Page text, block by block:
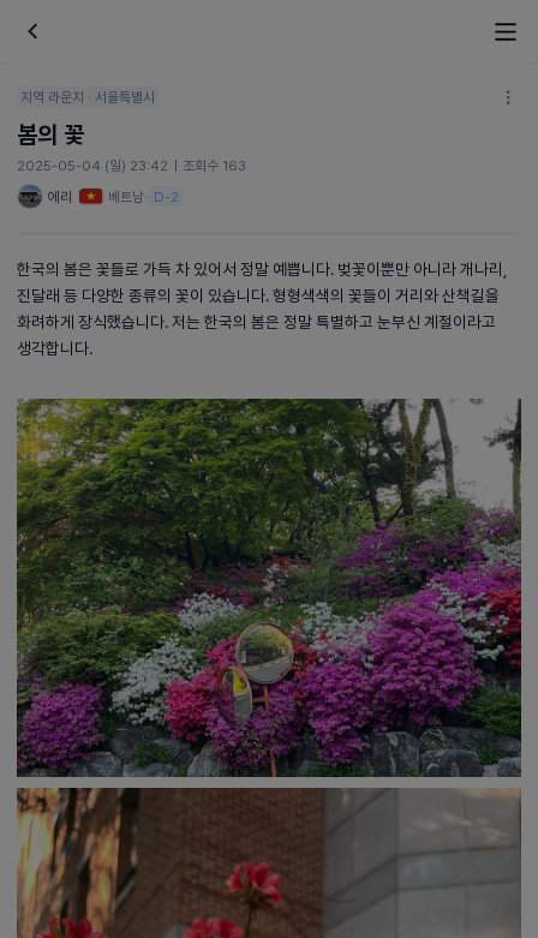
지역 라운지 · 서울특별시
봄의 꽃
2025-05-04 (일) 23:42 | 조회수 163
에리
베트남· D-2
한국의 봄은 꽃들로 가득 차 있어서 정말 예쁩니다. 벚꽃이뿐만 아니라 개나리,
진달래 등 다양한 종류의 꽃이 있습니다. 형형색색의 꽃들이 거리와 산책길을
화려하게 장식했습니다. 저는 한국의 봄은 정말 특별하고 눈부신 계절이라고
생각합니다.